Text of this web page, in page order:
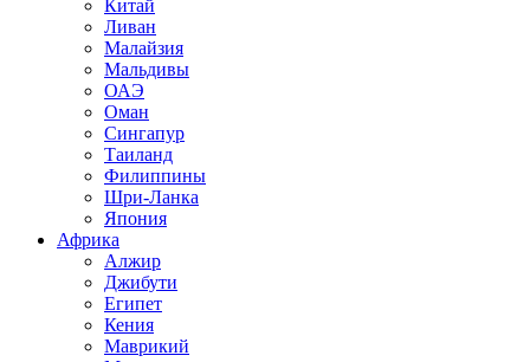
Китай
Ливан
Малайзия
Мальдивы
ОАЭ
Оман
Сингапур
Таиланд
Филиппины
Шри-Ланка
Япония
Африка
Алжир
Джибути
Египет
Кения
Маврикий